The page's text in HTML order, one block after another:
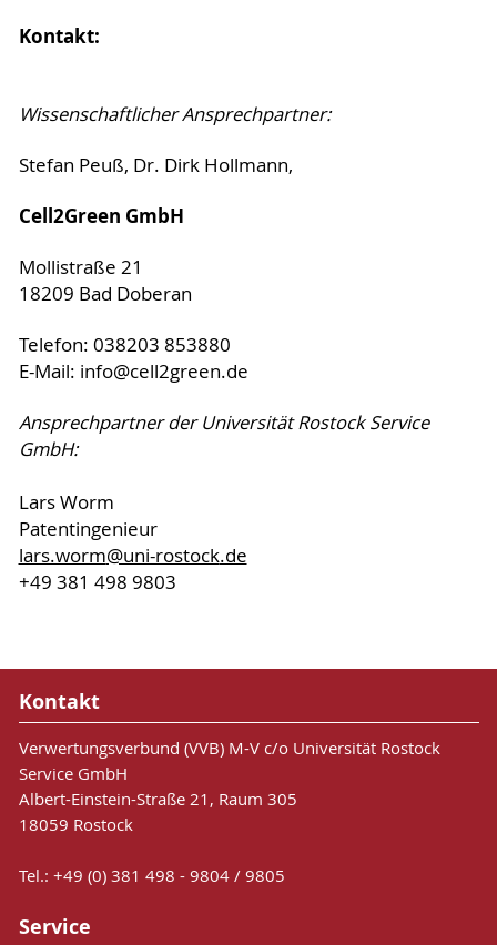
Kontakt:
Wissenschaftlicher Ansprechpartner:
Stefan Peuß, Dr. Dirk Hollmann,
Cell2Green GmbH
Mollistraße 21
18209 Bad Doberan
Telefon: 038203 853880
E-Mail: info@cell2green.de
Ansprechpartner der Universität Rostock Service
GmbH:
Lars Worm
Patentingenieur
lars.worm@uni-rostock.de
+49 381 498 9803
Kontakt
Verwertungsverbund (VVB) M-V c/o Universität Rostock
Service GmbH
Albert-Einstein-Straße 21, Raum 305
18059 Rostock
Tel.: +49 (0) 381 498 - 9804 / 9805
Service